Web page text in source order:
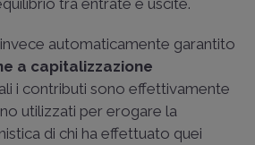
automaticamente garantito
a capitalizzazione
i contributi sono effettivamente
utilizzati per erogare la
di chi ha effettuato quei